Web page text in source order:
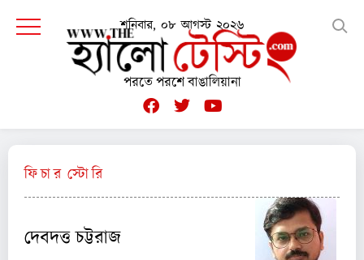
শনিবার, ০৮ আগস্ট ২০২৬
পরতে পরশে বাঙালিয়ানা
ফি চা র স্টো রি
দেবদত্ত চট্টরাজ